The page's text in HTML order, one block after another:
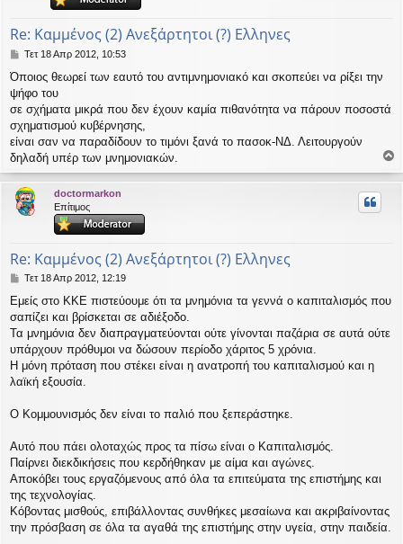
Re: Καμμένος (2) Ανεξάρτητοι (?) Ελληνες
Δ
μ
ο
σ
ε
υ
σ
η
Τετ 18 Απρ 2012, 10:53
Όποιος θεωρεί των εαυτό του αντιμνημονιακό και σκοπεύει να ρίξει την
ψήφο του
σε σχήματα μικρά που δεν έχουν καμία πιθανότητα να πάρουν ποσοστά
σχηματισμού κυβέρνησης,
είναι σαν να παραδίδουν το τιμόνι ξανά το πασοκ-ΝΔ. Λειτουργούν
δηλαδή υπέρ των μνημονιακών.
ρ
doctormarkon
Επίτιμος
Re: Καμμένος (2) Ανεξάρτητοι (?) Ελληνες
Δ
μ
ο
σ
υ
σ
Τετ 18 Απρ 2012, 12:19
Εμείς στο ΚΚΕ πιστεύουμε ότι τα μνημόνια τα γεννά ο καπιταλισμός που
σαπίζει και βρίσκεται σε αδιέξοδο.
Τα μνημόνια δεν διαπραγματεύονται ούτε γίνονται παζάρια σε αυτά ούτε
υπάρχουν πρόθυμοι να δώσουν περίοδο χάριτος 5 χρόνια.
Η μόνη πρόταση που στέκει είναι η ανατροπή του καπιταλισμού και η
λαϊκή εξουσία.
Ο Κομμουνισμός δεν είναι το παλιό που ξεπεράστηκε.
Αυτό που πάει ολοταχώς προς τα πίσω είναι ο Καπιταλισμός.
Παίρνει διεκδικήσεις που κερδήθηκαν με αίμα και αγώνες.
Αποκόβει τους εργαζόμενους από όλα τα επιτεύματα της επιστήμης και
της τεχνολογίας.
Κόβοντας μισθούς, επιβάλλοντας συνθήκες μεσαίωνα και ακριβαίνοντας
την πρόσβαση σε όλα τα αγαθά της επιστήμης στην υγεία, στην παιδεία.